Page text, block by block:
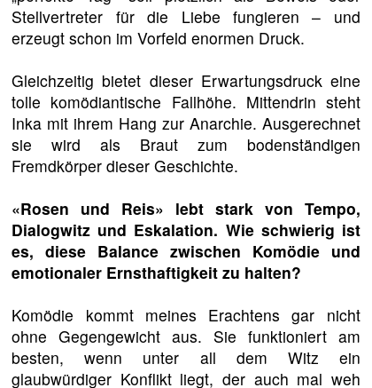
Stellvertreter für die Liebe fungieren – und
erzeugt schon im Vorfeld enormen Druck.
Gleichzeitig bietet dieser Erwartungsdruck eine
tolle komödiantische Fallhöhe. Mittendrin steht
Inka mit ihrem Hang zur Anarchie. Ausgerechnet
sie wird als Braut zum bodenständigen
Fremdkörper dieser Geschichte.
«Rosen und Reis» lebt stark von Tempo,
Dialogwitz und Eskalation. Wie schwierig ist
es, diese Balance zwischen Komödie und
emotionaler Ernsthaftigkeit zu halten?
Komödie kommt meines Erachtens gar nicht
ohne Gegengewicht aus. Sie funktioniert am
besten, wenn unter all dem Witz ein
glaubwürdiger Konflikt liegt, der auch mal weh